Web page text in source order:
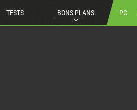
TESTS BONS PLANS PC